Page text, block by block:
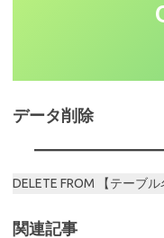
データ削除
DELETE FROM 【テーブ
関連記事